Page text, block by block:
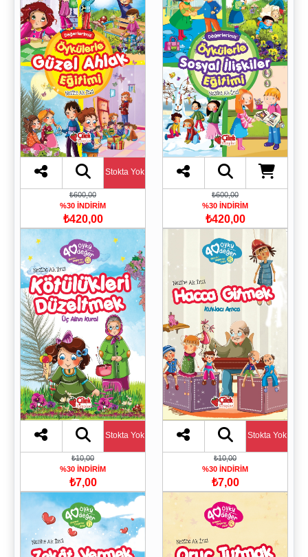
Stokta Yok
₺600,00
%30 İNDİRİM
₺420,00
₺600,00
%30 İNDİRİM
₺420,00
Stokta Yok
₺10,00
%30 İNDİRİM
₺7,00
Stokta Yok
₺10,00
%30 İNDİRİM
₺7,00